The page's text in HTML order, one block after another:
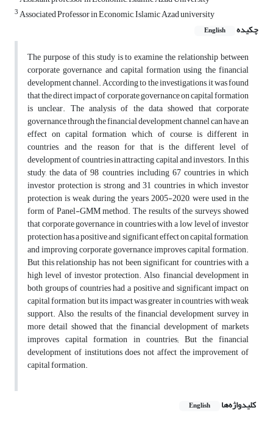
3Associated Professor in Economic, Islamic Azad university
چکیده
English
The purpose of this study is to examine the relationship between
corporate governance and capital formation using the financial
development channel. According to the investigations, it was found
that the direct impact of corporate governance on capital formation
is unclear. The analysis of the data showed that corporate
governance through the financial development channel can have an
effect on capital formation, which, of course, is different in
countries, and the reason for that is the different level of
development of countries in attracting capital and investors. In this
study, the data of 98 countries, including 67 countries in which
investor protection is strong and 31 countries in which investor
protection is weak during the years 2005-2020, were used in the
form of Panel-GMM method. The results of the surveys showed
that corporate governance in countries with a low level of investor
protection has a positive and significant effect on capital formation,
and improving corporate governance improves capital formation.
But this relationship has not been significant for countries with a
high level of investor protection. Also, financial development in
both groups of countries had a positive and significant impact on
capital formation, but its impact was greater in countries with weak
support. Also, the results of the financial development survey in
more detail showed that the financial development of markets
improves capital formation in countries; But the financial
development of institutions does not affect the improvement of
capital formation.
کلیدواژه‌ها English